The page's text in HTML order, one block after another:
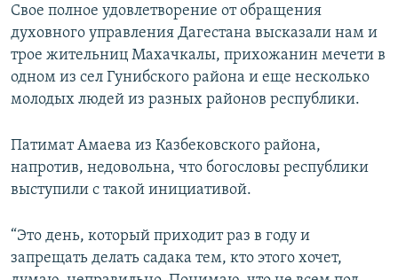
Свое полное удовлетворение от обращения
духовного управления Дагестана высказали нам и
трое жительниц Махачкалы, прихожанин мечети в
одном из сел Гунибского района и еще несколько
молодых людей из разных районов республики.
Патимат Амаева из Казбековского района,
напротив, недовольна, что богословы республики
выступили с такой инициативой.
“Это день, который приходит раз в году и
запрещать делать садака тем, кто этого хочет,